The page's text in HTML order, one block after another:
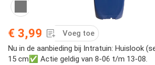
€ 3,99
Voeg toe
Nu in de aanbieding bij Intratuin: Huislook
15 cm✅ Actie geldig van 8-06 t/m 13-08.